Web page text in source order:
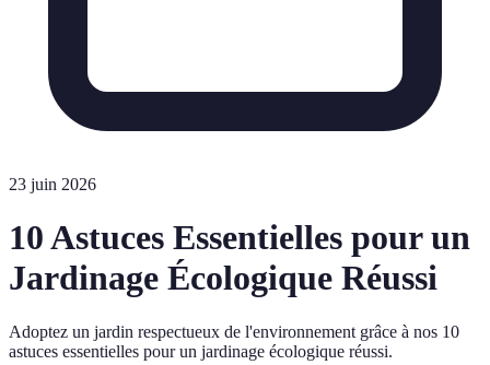
23 juin 2026
10 Astuces Essentielles pour un
Jardinage Écologique Réussi
Adoptez un jardin respectueux de l'environnement grâce à nos 10
astuces essentielles pour un jardinage écologique réussi.